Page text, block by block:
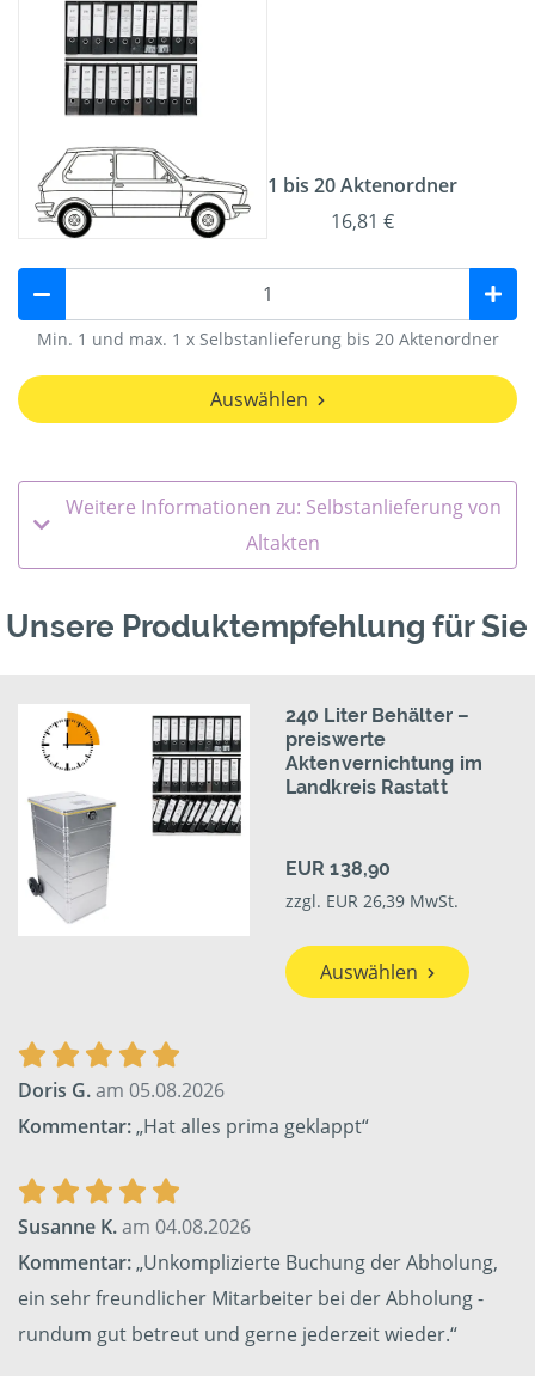
1 bis 20 Aktenordner
16,81 €
Min. 1 und max. 1 x Selbstanlieferung bis 20 Aktenordner
Auswählen
Weitere Informationen zu: Selbstanlieferung von
Altakten
Unsere Produktempfehlung für Sie
240 Liter Behälter –
preiswerte
Aktenvernichtung im
Landkreis Rastatt
EUR 138,90
zzgl. EUR 26,39 MwSt.
Auswählen
Doris G.am 05.08.2026
Kommentar:„Hat alles prima geklappt“
Susanne K.am 04.08.2026
Kommentar:„Unkomplizierte Buchung der Abholung,
ein sehr freundlicher Mitarbeiter bei der Abholung -
rundum gut betreut und gerne jederzeit wieder.“